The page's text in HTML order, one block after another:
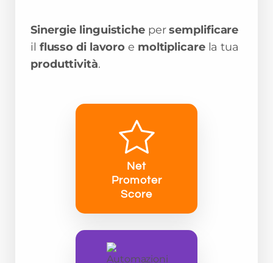
Net
Promoter
Score
Sinergie linguistichepersemplificare
il flusso di lavoro e moltiplicarela tua
produttività.